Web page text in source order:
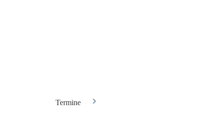
Termine